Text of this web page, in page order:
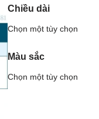
Chiều dài
Màu sắc